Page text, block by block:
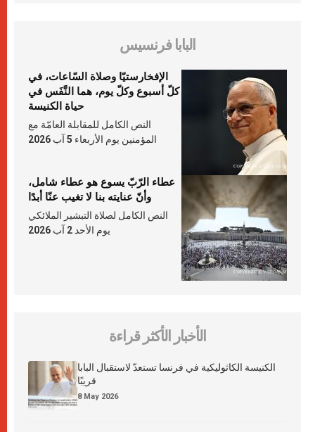
البابا فرنسيس
الإفخارستيّا وصلاة السّاعات، في
كلّ أسبوع وكلّ يوم، هما النَّفَس في
حياة الكنيسة
النص الكامل للمقابلة العامّة مع
المؤمنين يوم الأربعاء 5 آب 2026
عطاء الرّبّ يسوع هو عطاء شامل،
وأنّ عنايته بنا لا تغيب عنّا أبدًا
النص الكامل لصلاة التبشير الملائكي
يوم الأحد 2 آب 2026
الأخبار الأكثر قراءة
الكنيسة الكاثوليكية في فرنسا تستعدّ لاستقبال البابا
قريبًا
8 May 2026